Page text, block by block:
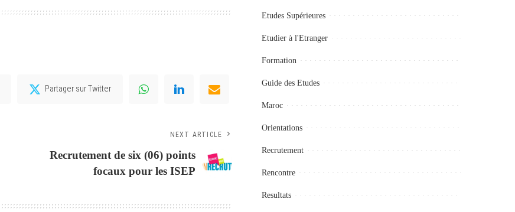
Partager sur Twitter
NEXT ARTICLE
Recrutement de six (06) points
focaux pour les ISEP
Etudes Supérieures
Etudier à l'Etranger
Formation
Guide des Etudes
Maroc
Orientations
Recrutement
Rencontre
Resultats